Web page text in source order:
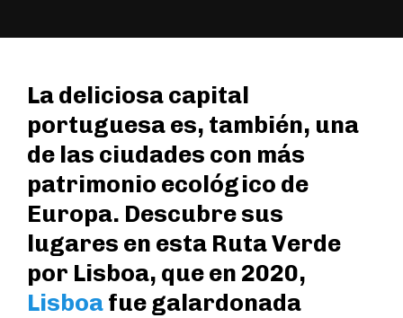
La deliciosa capital
portuguesa es, también, una
de las ciudades con más
patrimonio ecológico de
Europa. Descubre sus
lugares en esta Ruta Verde
por Lisboa, que en 2020,
Lisboafue galardonada